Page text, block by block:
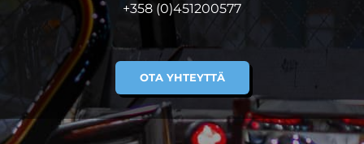
+358 (0)451200577
OTA YHTEYTTÄ